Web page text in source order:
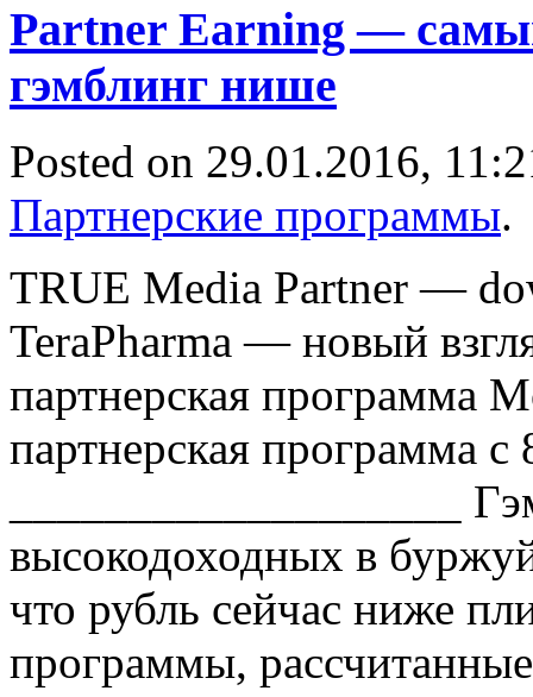
Partner Earning —
гэмблинг нише
Posted on 29.01.2016,
Партнерские программы.
TRUE Media Partner —
TeraPharma — новый
партнерская программа
партнерская программа с
___________________
высокодоходных в
что рубль сейчас ниже
программы,